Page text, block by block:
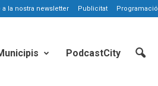
a la nostra newsletter Publicitat Programació
PodcastCity